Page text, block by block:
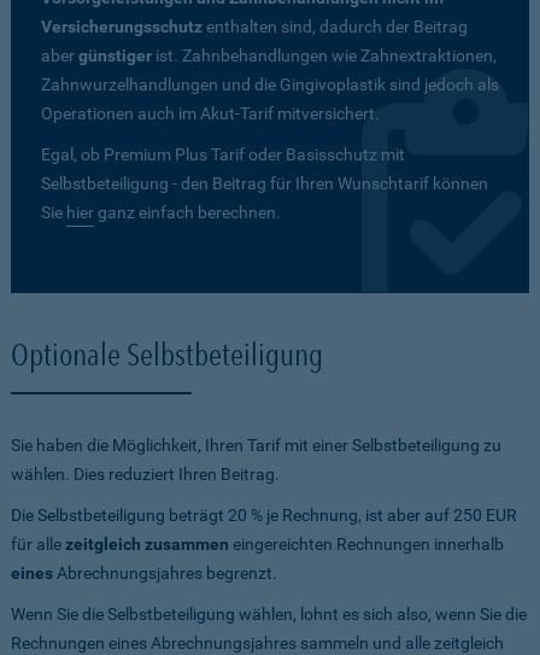
Versicherungsschutzenthalten sind, dadurch der Beitrag
abergünstiger ist. Zahnbehandlungen wie Zahnextraktionen,
Zahnwurzelhandlungen und die Gingivoplastik sind jedoch als
Operationen auch im Akut-Tarif mitversichert.
Egal, ob Premium Plus Tarif oder Basisschutz mit
Selbstbeteiligung - den Beitrag für Ihren Wunschtarif können
Sie hierganz einfach berechnen.
Optionale Selbstbeteiligung
Sie haben die Möglichkeit, Ihren Tarif mit einer Selbstbeteiligung zu
wählen. Dies reduziert Ihren Beitrag.
Die Selbstbeteiligung beträgt 20 % je Rechnung, ist aber auf 250 EUR
für allezeitgleich zusammen eingereichten Rechnungen innerhalb
eines Abrechnungsjahres begrenzt.
Wenn Sie die Selbstbeteiligung wählen, lohnt es sich also, wenn Sie die
Rechnungen eines Abrechnungsjahres sammeln und alle zeitgleich